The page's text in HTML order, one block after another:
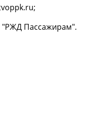
Пассажирам".